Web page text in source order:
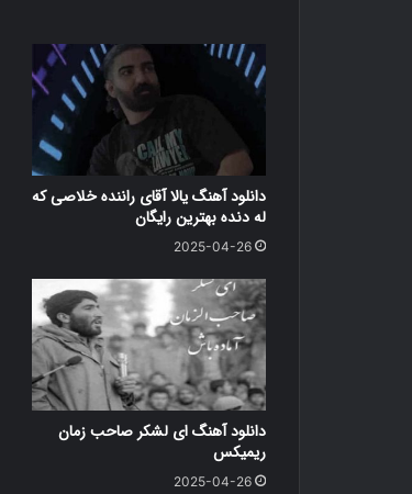
دانلود آهنگ یالا آقای راننده خلاصی که
له دنده بهترین رایگان
2025-04-26
دانلود آهنگ ای لشکر صاحب زمان
ریمیکس
2025-04-26